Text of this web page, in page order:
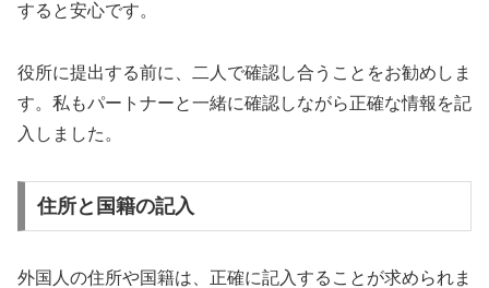
すると安心です。
役所に提出する前に、二人で確認し合うことをお勧めしま
す。私もパートナーと一緒に確認しながら正確な情報を記
入しました。
住所と国籍の記入
外国人の住所や国籍は、正確に記入することが求められま